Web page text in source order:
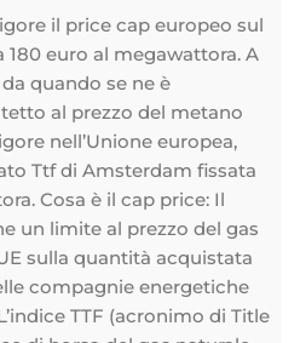
il price cap europeo sul
180 euro al megawattora. A
quando se ne è
al prezzo del metano
nell’Unione europea,
Ttf di Amsterdam fissata
Cosa è il cap price: Il
un limite al prezzo del gas
sulla quantità acquistata
compagnie energetiche
TTF (acronimo di Title